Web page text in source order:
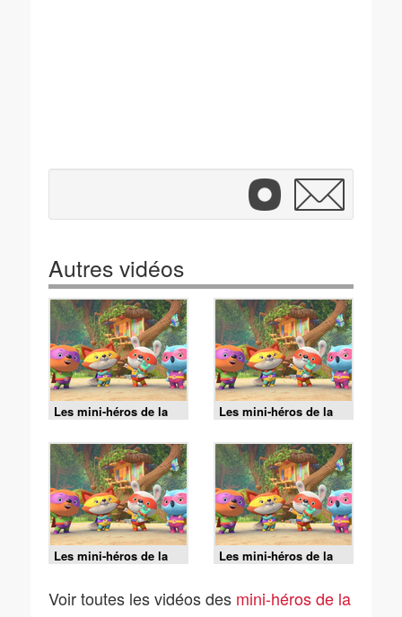
Autres vidéos
Les mini-héros de la
forêt - 09/08/2026
Les mini-héros de la
forêt - 08/08/2026
Les mini-héros de la
forêt - 07/08/2026
Les mini-héros de la
forêt - 07/08/2026
Voir toutes les vidéos des mini-héros de la